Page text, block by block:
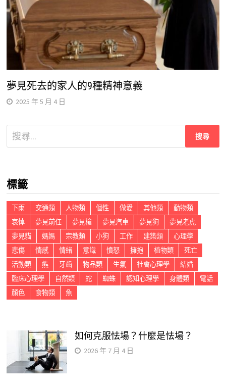
夢見死去的家人的9種精神意義
2025 年 5 月 4 日
搜
尋
字:
標籤
下雨 交通類 人物類 個性 做愛 其他類
動物類
哀悼
夢見前任 夢見槍 夢見汽車 夢見狗
夢見老虎
夢見貓
媽媽 宗教類 小狗 工作 建築類
心理學
悲傷
情感 情緒 意識 憤怒 擁抱 植物類
死亡
活動類
熊 牙齒 物品類 生氣 社會心理學
結婚
臨床心理學
自然類 蛇 蜘蛛 認知心理學 身體類
電話
顏色
食物類 魚
如何克服怯場？什麼是怯場？
2026 年 7 月 4 日